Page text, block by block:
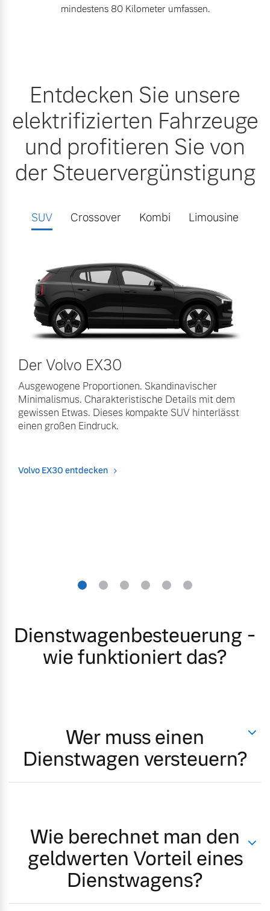
mindestens 80 Kilometer umfassen.
Entdecken Sie unsere
elektrifizierten Fahrzeuge
und profitieren Sie von
der Steuervergünstigung
SUV Crossover Kombi Limousine
Der Volvo EX30
Ausgewogene Proportionen. Skandinavischer
Minimalismus. Charakteristische Details mit dem
gewissen Etwas. Dieses kompakte SUV hinterlässt
einen großen Eindruck.
Volvo EX30 entdecken
Slide 1Slide 2Slide 3Slide 4Slide 5Slide 6
Dienstwagenbesteuerung -
wie funktioniert das?
Wer muss einen
Dienstwagen versteuern?
Wie berechnet man den
geldwerten Vorteil eines
Dienstwagens?